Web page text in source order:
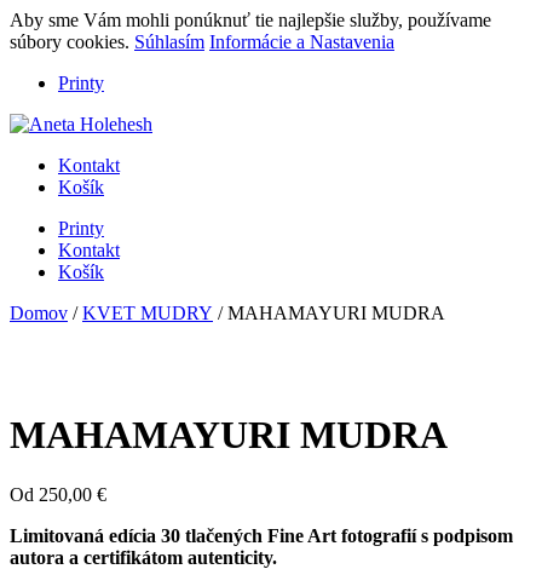
Aby sme Vám mohli ponúknuť tie najlepšie služby, používame
súbory cookies. Súhlasím Informácie a Nastavenia
Printy
Kontakt
Košík
Printy
Kontakt
Košík
Domov /KVET MUDRY / MAHAMAYURI MUDRA
MAHAMAYURI MUDRA
Od 250,00 €
Limitovaná edícia 30 tlačených Fine Art fotografií s podpisom
autora a certifikátom autenticity.